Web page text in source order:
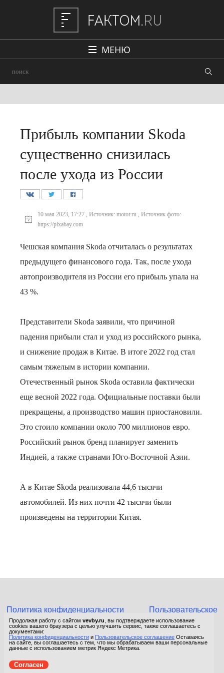
МЕНЮ
Редакция
Прибыль компании Skoda
существенно снизилась
после ухода из России
10 мая 2023, 17:27 , Источник: motor.ru , Источник фото:
https://pixabay.com
Чешская компания Skoda отчиталась о результатах
предыдущего финансового года. Так, после ухода
автопроизводителя из России его прибыль упала на
43 %.
Представители Skoda заявили, что причиной
падения прибыли стал и уход из российского рынка,
и снижение продаж в Китае. В итоге 2022 год стал
самым тяжелым в истории компании.
Отечественный рынок Skoda оставила фактически
еще весной 2022 года. Официальные поставки были
прекращены, а производство машин приостановили.
Это стоило компании около 700 миллионов евро.
Российский рынок бренд планирует заменить
Индией, а также странами Юго-Восточной Азии.
А в Китае Skoda реализовала 44,6 тысячи
автомобилей. Из них почти 42 тысячи были
произведены на территории Китая.
Политика конфиденциальности
Пользовательское
соглашение
© 2015-2026 Сетевое издание «Фактом». Зарегистрировано в
Федеральной службе по надзору в сфере связи, информационных
технологий и массовых коммуникаций (Роскомнадзор).
Продолжая работу с сайтом vevby.ru , вы подтверждаете использование
cookies вашего браузера с целью улучшить сервис, также соглашаетесь с
документами:
Политика конфиденциальности и Пользовательское соглашение Оставаясь
на сайте, вы соглашаетесь с тем, что мы обрабатываем ваши персональные
данные с использованием метрик Яндекс Метрика.
Согласен